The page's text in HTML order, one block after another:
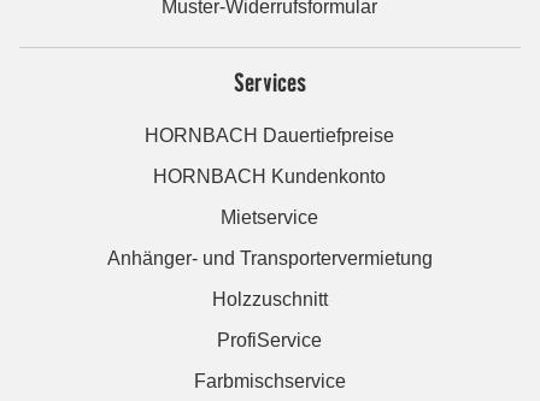
Muster-Widerrufsformular
Services
HORNBACH Dauertiefpreise
HORNBACH Kundenkonto
Mietservice
Anhänger- und Transportervermietung
Holzzuschnitt
ProfiService
Farbmischservice